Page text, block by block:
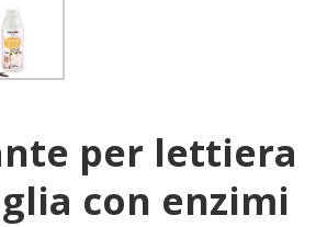
con enzimi